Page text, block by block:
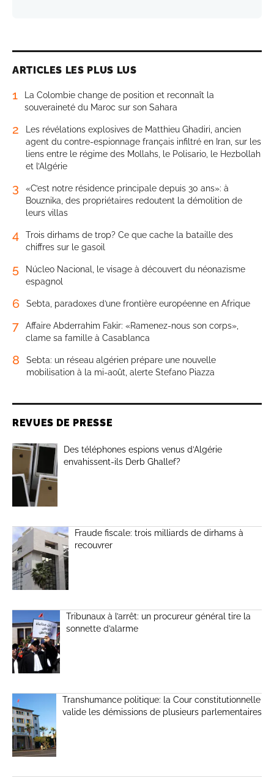
ARTICLES LES PLUS LUS
1
La Colombie change de position et reconnaît la
souveraineté du Maroc sur son Sahara
2
Les révélations explosives de Matthieu Ghadiri, ancien
agent du contre-espionnage français infiltré en Iran, sur les
liens entre le régime des Mollahs, le Polisario, le Hezbollah
et l’Algérie
3
«C’est notre résidence principale depuis 30 ans»: à
Bouznika, des propriétaires redoutent la démolition de
leurs villas
4
Trois dirhams de trop? Ce que cache la bataille des
chiffres sur le gasoil
5
Núcleo Nacional, le visage à découvert du néonazisme
espagnol
6 Sebta, paradoxes d’une frontière européenne en Afrique
7
Affaire Abderrahim Fakir: «Ramenez-nous son corps»,
clame sa famille à Casablanca
8
Sebta: un réseau algérien prépare une nouvelle
mobilisation à la mi-août, alerte Stefano Piazza
REVUES DE PRESSE
Des téléphones espions venus d’Algérie
envahissent-ils Derb Ghallef?
Fraude fiscale: trois milliards de dirhams à
recouvrer
Tribunaux à l’arrêt: un procureur général tire la
sonnette d’alarme
Transhumance politique: la Cour constitutionnelle
valide les démissions de plusieurs parlementaires